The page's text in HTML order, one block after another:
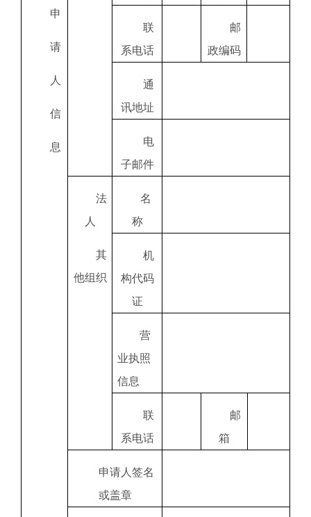
申
请
人
信
息
联
系电话
邮
政编码
通
讯地址
电
子邮件
法
人
其
他组织
名
称
机
构代码
证
营
业执照
信息
联
系电话
邮
箱
申请人签名
或盖章